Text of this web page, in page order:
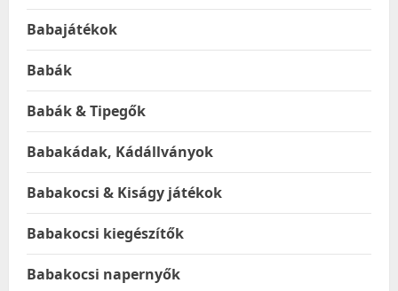
Babajátékok
Babák
Babák & Tipegők
Babakádak, Kádállványok
Babakocsi & Kiságy játékok
Babakocsi kiegészítők
Babakocsi napernyők